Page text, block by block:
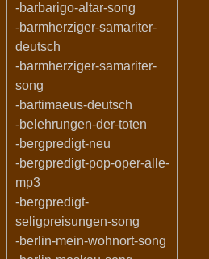
-barbarigo-altar-song
-barmherziger-samariter-
deutsch
-barmherziger-samariter-
song
-bartimaeus-deutsch
-belehrungen-der-toten
-bergpredigt-neu
-bergpredigt-pop-oper-alle-
mp3
-bergpredigt-
seligpreisungen-song
-berlin-mein-wohnort-song